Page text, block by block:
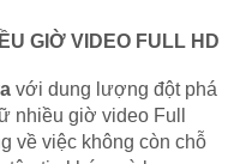
GIỜ VIDEO FULL HD
với dung lượng đột phá
nhiều giờ video Full
về việc không còn chỗ